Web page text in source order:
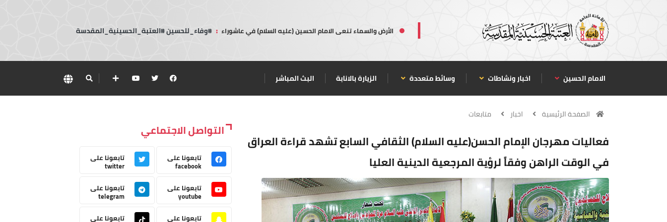
الأرض والسماء تنعى الامام الحسين (عليه السلام) في عاشوراء : #وفاء_للحسين #العتبة_الحسينية_المقدسة
الامام الحسين اخبار ونشاطات وسائط متعددة الزيارة بالانابة البث المباشر
الصفحة الرئيسية اخبار متابعات
فعاليات مهرجان الإمام الحسن(عليه السلام) الثقافي السابع تشهد قراءة العراق
في الوقت الراهن وفقاً لرؤية المرجعية الدينية العليا
التواصل الاجتماعي
تابعونا على
facebook
تابعونا على
twitter
تابعونا على
youtube
تابعونا على
telegram
تابعونا على
تابعونا على